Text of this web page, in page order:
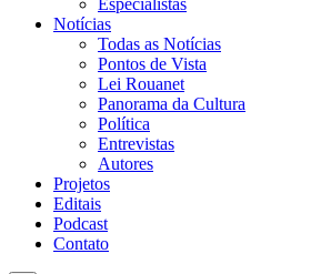
Especialistas
Notícias
Todas as Notícias
Pontos de Vista
Lei Rouanet
Panorama da Cultura
Política
Entrevistas
Autores
Projetos
Editais
Podcast
Contato